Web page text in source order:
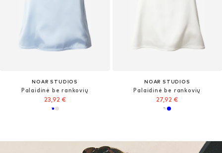
NOAR STUDIOS
Palaidinė be rankovių
23,92 €
NOAR STUDIOS
Palaidinė be rankovių
27,92 €